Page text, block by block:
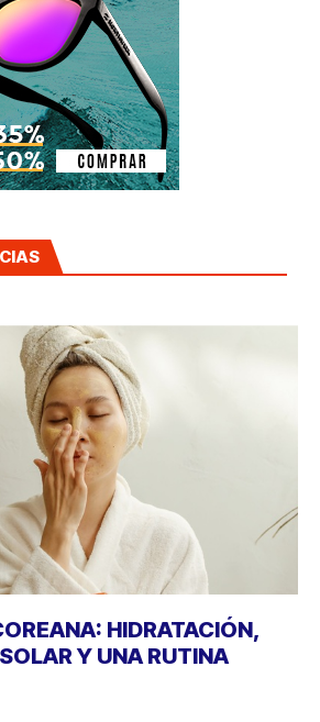
HIDRATACIÓN,
Y UNA RUTINA